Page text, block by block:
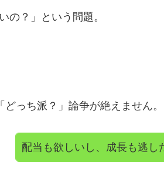
の？」という問題。
っち派？」論争が絶えません。
配当も欲しいし、成長も逃